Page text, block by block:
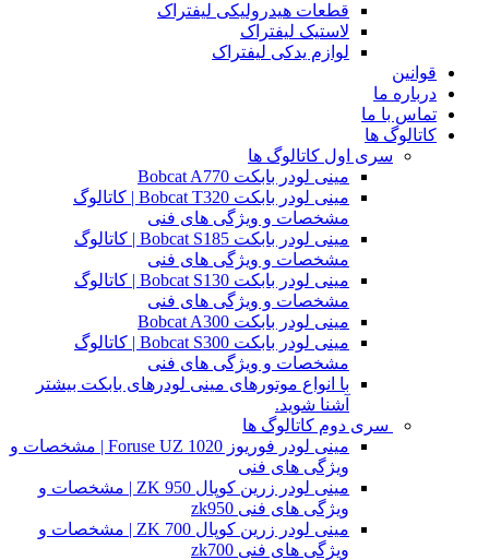
قطعات هیدرولیکی لیفتراک
لاستیک لیفتراک
لوازم یدکی لیفتراک
قوانین
درباره ما
تماس با ما
کاتالوگ ها
سری اول کاتالوگ ها
مینی لودر بابکت Bobcat A770
مینی لودر بابکت Bobcat T320 | کاتالوگ
مشخصات و ویژگی های فنی
مینی لودر بابکت Bobcat S185 | کاتالوگ
مشخصات و ویژگی های فنی
مینی لودر بابکت Bobcat S130 | کاتالوگ
مشخصات و ویژگی های فنی
مینی لودر بابکت Bobcat A300
مینی لودر بابکت Bobcat S300 | کاتالوگ
مشخصات و ویژگی های فنی
با انواع موتورهای مینی لودرهای بابکت بیشتر
آشنا شوید.
سری دوم کاتالوگ ها
مینی لودر فوریوز Foruse UZ 1020 | مشخصات و
ویژگی های فنی
مینی لودر زرین کوپال ZK 950 | مشخصات و
ویژگی های فنی zk950
مینی لودر زرین کوپال ZK 700 | مشخصات و
ویژگی های فنی zk700